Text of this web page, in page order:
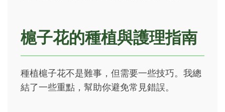
槴子花的種植與護理指南
種植槴子花不是難事，但需要一些技巧。我總
結了一些重點，幫助你避免常見錯誤。